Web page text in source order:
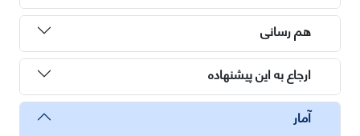
هم رسانی
ارجاع به این پیشنهاده
آمار